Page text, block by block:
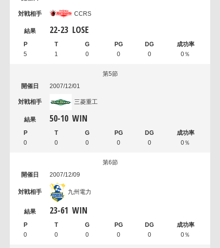
CCRS
22-23 LOSE
5 1 0 0 0 0％
第5節
2007/12/01
三菱重工
50-10 WIN
0 0 0 0 0 0％
第6節
2007/12/09
九州電力
23-61 WIN
0 0 0 0 0 0％